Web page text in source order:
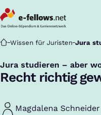
Startseite
Wissen für Juristen Jura
Jura studieren – aber
:
Recht richtig
Magdalena Schneider